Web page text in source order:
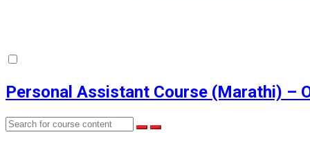
Personal Assistant Course (Marathi) –